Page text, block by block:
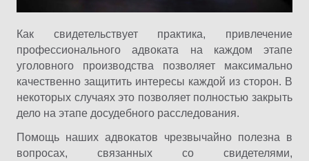
Как свидетельствует практика, привлечение
профессионального адвоката на каждом этапе
уголовного производства позволяет максимально
качественно защитить интересы каждой из сторон. В
некоторых случаях это позволяет полностью закрыть
дело на этапе досудебного расследования.
Помощь наших адвокатов чрезвычайно полезна в
вопросах, связанных со свидетелями,